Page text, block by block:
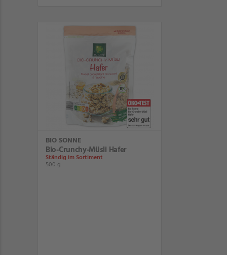
BIO SONNE
Bio-Crunchy-Müsli Hafer
Ständig im Sortiment
500 g